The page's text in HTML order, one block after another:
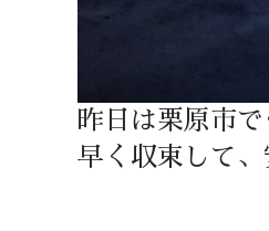
昨日は栗原市
早く収束して